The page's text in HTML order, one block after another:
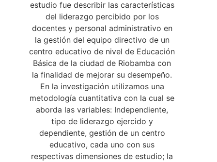
estudio fue describir las características
del liderazgo percibido por los
docentes y personal administrativo en
la gestión del equipo directivo de un
centro educativo de nivel de Educación
Básica de la ciudad de Riobamba con
la finalidad de mejorar su desempeño.
En la investigación utilizamos una
metodología cuantitativa con la cual se
aborda las variables: Independiente,
tipo de liderazgo ejercido y
dependiente, gestión de un centro
educativo, cada uno con sus
respectivas dimensiones de estudio; la